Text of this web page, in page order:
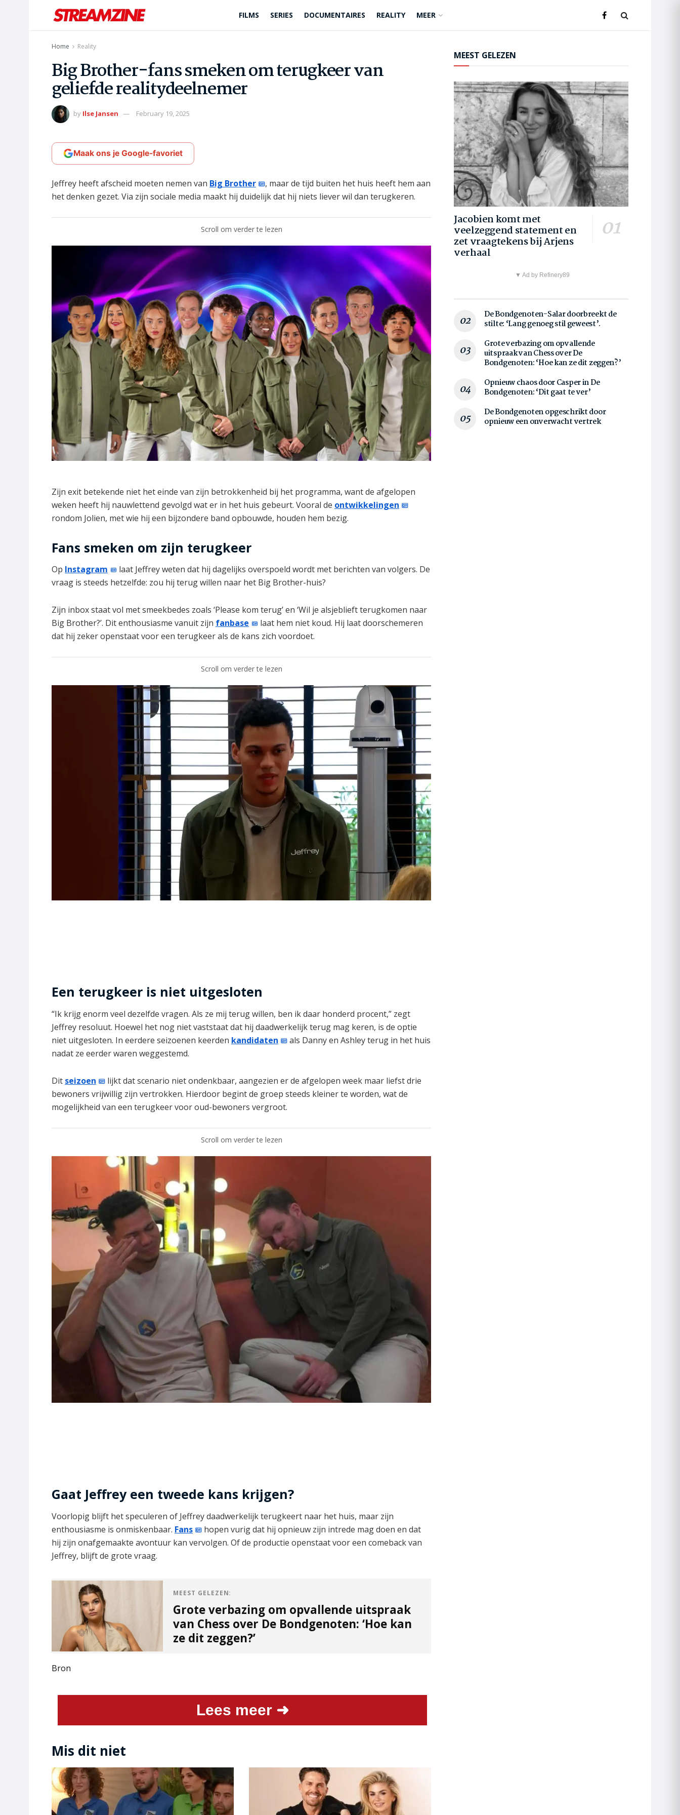
FILMS SERIES DOCUMENTAIRES REALITY MEER
Home Reality
Big Brother-fans smeken om terugkeer van
geliefde realitydeelnemer
by Ilse Jansen February 19, 2025
Maak ons je Google-favoriet
Jeffrey heeft afscheid moeten nemen van Big Brother
, maar de tijd buiten het huis heeft hem aan
het denken gezet. Via zijn sociale media maakt hij duidelijk dat hij niets liever wil dan terugkeren.
Scroll om verder te lezen
Zijn exit betekende niet het einde van zijn betrokkenheid bij het programma, want de afgelopen
weken heeft hij nauwlettend gevolgd wat er in het huis gebeurt. Vooral de ontwikkelingen
rondom Jolien, met wie hij een bijzondere band opbouwde, houden hem bezig.
Fans smeken om zijn terugkeer
Op Instagram
laat Jeffrey weten dat hij dagelijks overspoeld wordt met berichten van volgers. De
vraag is steeds hetzelfde: zou hij terug willen naar het Big Brother-huis?
Zijn inbox staat vol met smeekbedes zoals ‘Please kom terug’ en ‘Wil je alsjeblieft terugkomen naar
Big Brother?’. Dit enthousiasme vanuit zijn fanbase
laat hem niet koud. Hij laat doorschemeren
dat hij zeker openstaat voor een terugkeer als de kans zich voordoet.
Scroll om verder te lezen
Een terugkeer is niet uitgesloten
“Ik krijg enorm veel dezelfde vragen. Als ze mij terug willen, ben ik daar honderd procent,” zegt
Jeffrey resoluut. Hoewel het nog niet vaststaat dat hij daadwerkelijk terug mag keren, is de optie
niet uitgesloten. In eerdere seizoenen keerden kandidaten
als Danny en Ashley terug in het huis
nadat ze eerder waren weggestemd.
Dit seizoen
lijkt dat scenario niet ondenkbaar, aangezien er de afgelopen week maar liefst drie
bewoners vrijwillig zijn vertrokken. Hierdoor begint de groep steeds kleiner te worden, wat de
mogelijkheid van een terugkeer voor oud-bewoners vergroot.
Scroll om verder te lezen
Gaat Jeffrey een tweede kans krijgen?
Voorlopig blijft het speculeren of Jeffrey daadwerkelijk terugkeert naar het huis, maar zijn
enthousiasme is onmiskenbaar. Fans
hopen vurig dat hij opnieuw zijn intrede mag doen en dat
hij zijn onafgemaakte avontuur kan vervolgen. Of de productie openstaat voor een comeback van
Jeffrey, blijft de grote vraag.
MEEST GELEZEN:
Grote verbazing om opvallende uitspraak
van Chess over De Bondgenoten: ‘Hoe kan
ze dit zeggen?’
Bron
Lees meer ➜
Mis dit niet
MEEST GELEZEN
Jacobien komt met
veelzeggend statement en
zet vraagtekens bij Arjens
verhaal
▼ Ad by Refinery89
De Bondgenoten-Salar doorbreekt de
stilte: ‘Lang genoeg stil geweest’.
Grote verbazing om opvallende
uitspraak van Chess over De
Bondgenoten: ‘Hoe kan ze dit zeggen?’
Opnieuw chaos door Casper in De
Bondgenoten: ‘Dit gaat te ver’
De Bondgenoten opgeschrikt door
opnieuw een onverwacht vertrek